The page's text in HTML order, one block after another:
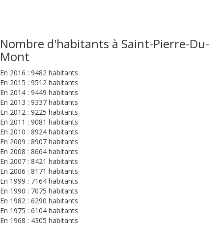
Nombre d'habitants à Saint-Pierre-Du-
Mont
En 2016 : 9482 habitants
En 2015 : 9512 habitants
En 2014 : 9449 habitants
En 2013 : 9337 habitants
En 2012 : 9225 habitants
En 2011 : 9081 habitants
En 2010 : 8924 habitants
En 2009 : 8907 habitants
En 2008 : 8664 habitants
En 2007 : 8421 habitants
En 2006 : 8171 habitants
En 1999 : 7164 habitants
En 1990 : 7075 habitants
En 1982 : 6290 habitants
En 1975 : 6104 habitants
En 1968 : 4305 habitants